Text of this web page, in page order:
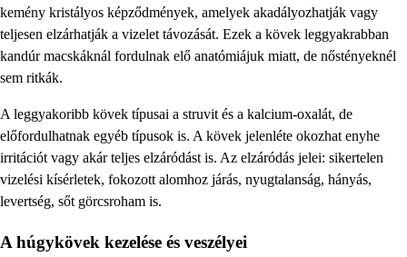
kemény kristályos képződmények, amelyek akadályozhatják vagy
teljesen elzárhatják a vizelet távozását. Ezek a kövek leggyakrabban
kandúr macskáknál fordulnak elő anatómiájuk miatt, de nőstényeknél
sem ritkák.
A leggyakoribb kövek típusai a struvit és a kalcium-oxalát, de
előfordulhatnak egyéb típusok is. A kövek jelenléte okozhat enyhe
irritációt vagy akár teljes elzáródást is. Az elzáródás jelei: sikertelen
vizelési kísérletek, fokozott alomhoz járás, nyugtalanság, hányás,
levertség, sőt görcsroham is.
A húgykövek kezelése és veszélyei